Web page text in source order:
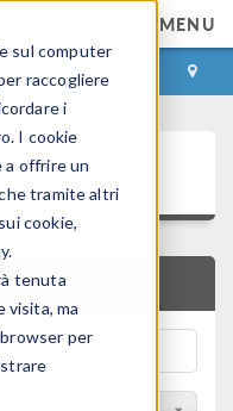
sul computer
raccogliere
i
I cookie
a offrire un
tramite altri
cookie,
tenuta
visita, ma
per
MENU
CONTACT